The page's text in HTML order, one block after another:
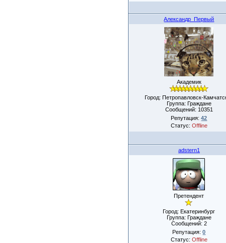
Александр_Первый
Академик
Город: Петропавловск-
Группа: Граждане
Сообщений: 10351
Репутация:42
Статус: Offline
adstern1
Претендент
Город: Екатеринбург
Группа: Граждане
Сообщений: 2
Репутация:0
Статус: Offline